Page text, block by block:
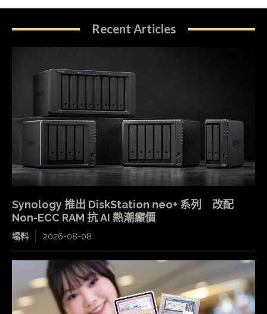
Recent Articles
Synology 推出 DiskStation neo+ 系列 改配
Non-ECC RAM 抗 AI 熱潮癲價
場料 2026-08-08